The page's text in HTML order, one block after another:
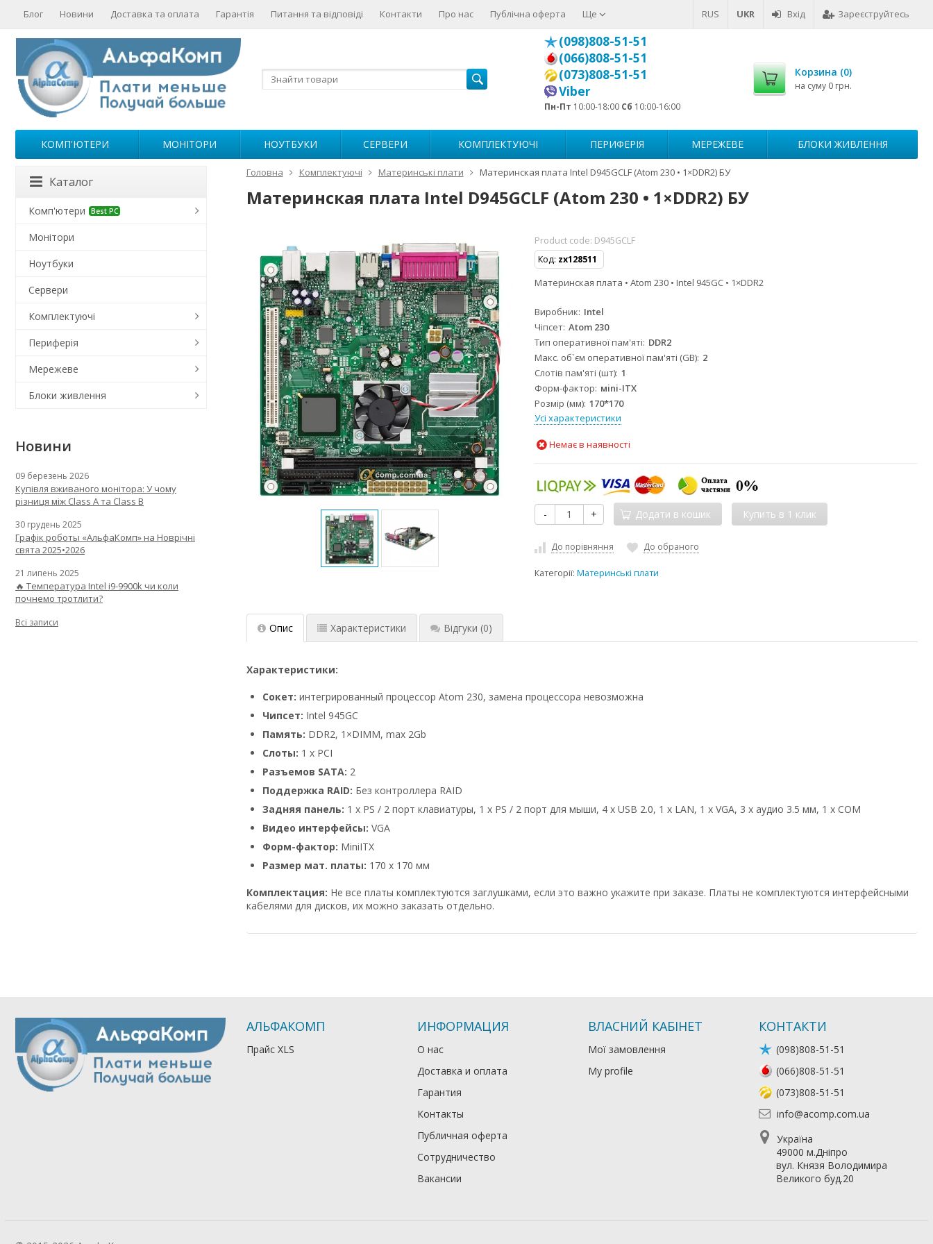
RUS UKR Вхід Зареєструйтесь
Блог Новини Доставка та оплата Гарантія Питання та відповіді Контакти Про нас Публічна оферта Ще
(098)808-51-51
(066)808-51-51
(073)808-51-51
Viber
Пн-Пт 10:00-18:00 Сб 10:00-16:00
Корзина (0)
на суму 0 грн.
КОМП'ЮТЕРИ МОНІТОРИ НОУТБУКИ СЕРВЕРИ КОМПЛЕКТУЮЧІ ПЕРИФЕРІЯ МЕРЕЖЕВЕ БЛОКИ ЖИВЛЕННЯ
Головна Комплектуючі Материнські плати Материнская плата Intel D945GCLF (Atom 230 • 1×DDR2) БУ
Материнская плата Intel D945GCLF (Atom 230 • 1×DDR2) БУ
Product code: D945GCLF
Код: zx128511
Материнская плата • Atom 230 • Intel 945GC • 1×DDR2
Виробник Intel
Чіпсет Atom 230
Тип оперативної пам'яті DDR2
Макс. об`єм оперативної пам'яті (GB) 2
Слотів пам'яті (шт) 1
Форм-фактор мini-ITX
Розмір (мм) 170*170
Усі характеристики
Немає в наявності
- + Додати в кошик
До порівняння До обраного
Категорії:Материнські плати
Опис Характеристики Відгуки (0)
Характеристики:
Сокет: интегрированный процессор Atom 230, замена процессора невозможна
Чипceт: Intel 945GC
Память: DDR2, 1×DIMM, max 2Gb
Cлoты: 1 x PCI
Рaзъeмoв ЅАТА: 2
Поддержка RAID: Без контроллера RAID
Задняя панель: 1 х PS / 2 порт клавиатуры, 1 х PS / 2 порт для мыши, 4 х USB 2.0, 1 х LAN, 1 х VGA, 3 х аудио 3.5 мм, 1 x COM
Видео интерфейсы: VGA
Фopм-фaĸтop: MiniITX
Размер мат. платы: 170 x 170 мм
Комплектация: Не все платы комплектуются заглушками, если это важно укажите при заказе. Платы не комплектуются интерфейсными
кабелями для дисков, их можно заказать отдельно.
Каталог
Комп'ютери Best PC
Монітори
Ноутбуки
Сервери
Комплектуючі
Периферія
Мережеве
Блоки живлення
Новини
09 березень 2026
Купівля вживаного монітора: У чому
різниця між Class A та Class B
30 грудень 2025
Графік роботы «АльфаКомп» на Новрічні
свята 2025•2026
21 липень 2025
🔥 Температура Intel i9-9900k чи коли
почнемо тротлити?
Всі записи
АЛЬФАКОМП
Прайс XLS
ИНФОРМАЦИЯ
О нас
Доставка и оплата
Гарантия
Контакты
Публичная оферта
Сотрудничество
Вакансии
ВЛАСНИЙ КАБІНЕТ
Мої замовлення
My profile
КОНТАКТИ
(098)808-51-51
(066)808-51-51
(073)808-51-51
info@acomp.com.ua
Україна
49000 м.Дніпро
вул. Князя Володимира
Великого буд.20